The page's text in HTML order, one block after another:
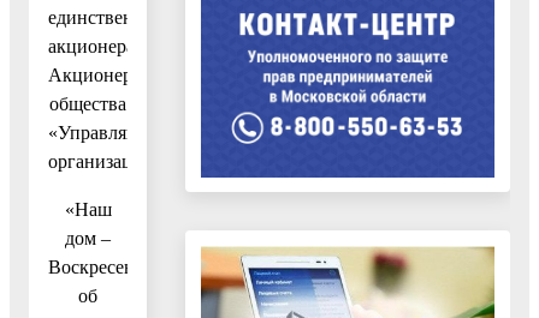
единственного
акционера
Акционерного
общества
«Управляющая
организация
«Наш
дом –
Воскресенск»
об